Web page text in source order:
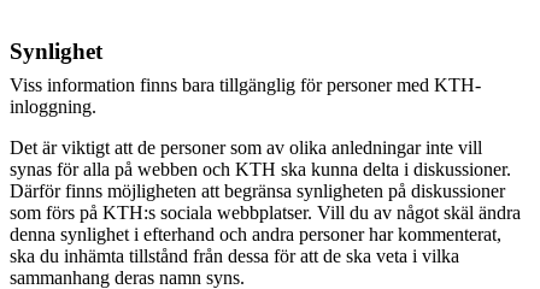
Synlighet
Viss information finns bara tillgänglig för personer med KTH-
inloggning.
Det är viktigt att de personer som av olika anledningar inte vill
synas för alla på webben och KTH ska kunna delta i diskussioner.
Därför finns möjligheten att begränsa synligheten på diskussioner
som förs på KTH:s sociala webbplatser. Vill du av något skäl ändra
denna synlighet i efterhand och andra personer har kommenterat,
ska du inhämta tillstånd från dessa för att de ska veta i vilka
sammanhang deras namn syns.